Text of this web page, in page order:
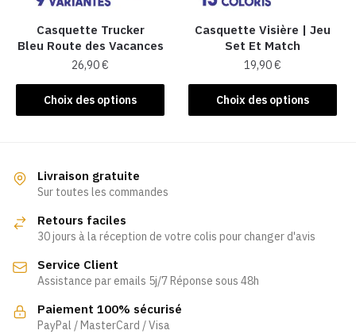
sur
la
page
du
produit
Casquette Trucker
Bleu Route des Vacances
26,90€
Choix des options
Ce
produit
variations.
Les
peuvent
choisies
sur
la
page
Casquette Visière | Jeu
Set Et Match
19,90€
Choix des options
Ce
produit
peuvent
être
Livraison gratuite
Sur toutes les commandes
Retours faciles
30 jours à la réception de votre colis pour changer d'avis
Service Client
Assistance par emails 5j/7 Réponse sous 48h
Paiement 100% sécurisé
PayPal / MasterCard / Visa